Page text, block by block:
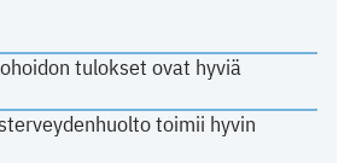
tulokset ovat hyviä
toimii hyvin